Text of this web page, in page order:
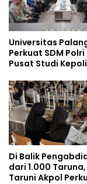
Universitas
Perkuat SDM
Pusat Studi
Di Balik
dari 1.000 Taruna,
Taruni Akpol